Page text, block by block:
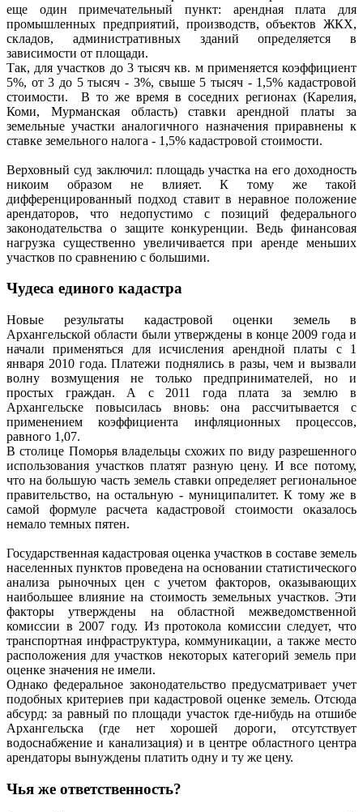
еще один примечательный пункт: арендная плата для
промышленных предприятий, производств, объектов ЖКХ,
складов, административных зданий определяется в
зависимости от площади.
Так, для участков до 3 тысяч кв. м применяется коэффициент
5%, от 3 до 5 тысяч - 3%, свыше 5 тысяч - 1,5% кадастровой
стоимости. В то же время в соседних регионах (Карелия,
Коми, Мурманская область) ставки арендной платы за
земельные участки аналогичного назначения приравнены к
ставке земельного налога - 1,5% кадастровой стоимости.
Верховный суд заключил: площадь участка на его доходность
никоим образом не влияет. К тому же такой
дифференцированный подход ставит в неравное положение
арендаторов, что недопустимо с позиций федерального
законодательства о защите конкуренции. Ведь финансовая
нагрузка существенно увеличивается при аренде меньших
участков по сравнению с большими.
Чудеса единого кадастра
Новые результаты кадастровой оценки земель в
Архангельской области были утверждены в конце 2009 года и
начали применяться для исчисления арендной платы с 1
января 2010 года. Платежи поднялись в разы, чем и вызвали
волну возмущения не только предпринимателей, но и
простых граждан. А с 2011 года плата за землю в
Архангельске повысилась вновь: она рассчитывается с
применением коэффициента инфляционных процессов,
равного 1,07.
В столице Поморья владельцы схожих по виду разрешенного
использования участков платят разную цену. И все потому,
что на большую часть земель ставки определяет региональное
правительство, на остальную - муниципалитет. К тому же в
самой формуле расчета кадастровой стоимости оказалось
немало темных пятен.
Государственная кадастровая оценка участков в составе земель
населенных пунктов проведена на основании статистического
анализа рыночных цен с учетом факторов, оказывающих
наибольшее влияние на стоимость земельных участков. Эти
факторы утверждены на областной межведомственной
комиссии в 2007 году. Из протокола комиссии следует, что
транспортная инфраструктура, коммуникации, а также место
расположения для участков некоторых категорий земель при
оценке значения не имели.
Однако федеральное законодательство предусматривает учет
подобных критериев при кадастровой оценке земель. Отсюда
абсурд: за равный по площади участок где-нибудь на отшибе
Архангельска (где нет хорошей дороги, отсутствует
водоснабжение и канализация) и в центре областного центра
арендаторы вынуждены платить одну и ту же цену.
Чья же ответственность?